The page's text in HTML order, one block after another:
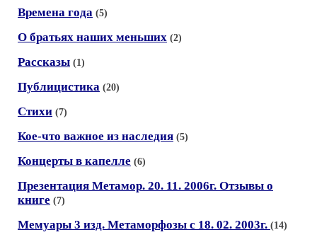
Времена года (5)
О братьях наших меньших (2)
Рассказы (1)
Публицистика (20)
Стихи (7)
Кое-что важное из наследия (5)
Концерты в капелле (6)
Презентация Метамор. 20. 11. 2006г. Отзывы о
книге (7)
Мемуары 3 изд. Метаморфозы с 18. 02. 2003г. (14)